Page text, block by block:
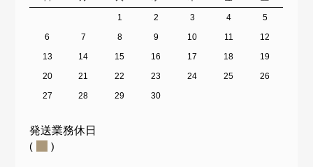
1 2 3 4
5
6
7 8 9 10 11
12
13
14 15 16 17 18
19
20
21 22 23 24 25
26
27
28 29 30
発送業務休日
( )